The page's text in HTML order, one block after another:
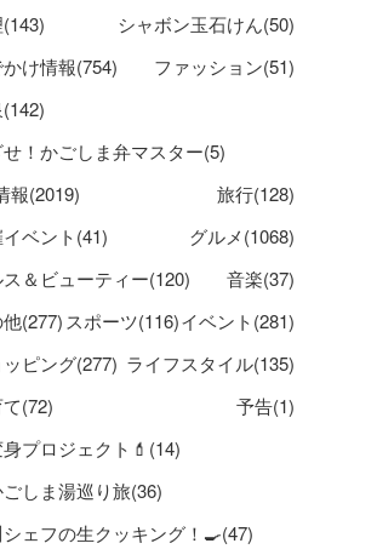
シャボン玉石けん(50)
け情報(754)
ファッション(51)
！かごしま弁マスター(5)
報(2019)
旅行(128)
ベント(41)
グルメ(1068)
＆ビューティー(120)
音楽(37)
(277) スポーツ(116)イベント(281)
ピング(277) ライフスタイル(135)
(72)
予告(1)
プロジェクト💄(14)
しま湯巡り旅(36)
ェフの生クッキング！🍳(47)